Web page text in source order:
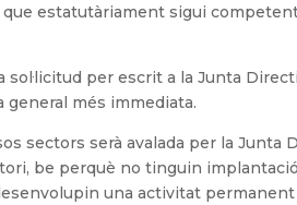
que estatutàriament sigui
per escrit a la Junta
general més immediata.
sectors serà avalada per la Junta
be perquè no tinguin
una activitat